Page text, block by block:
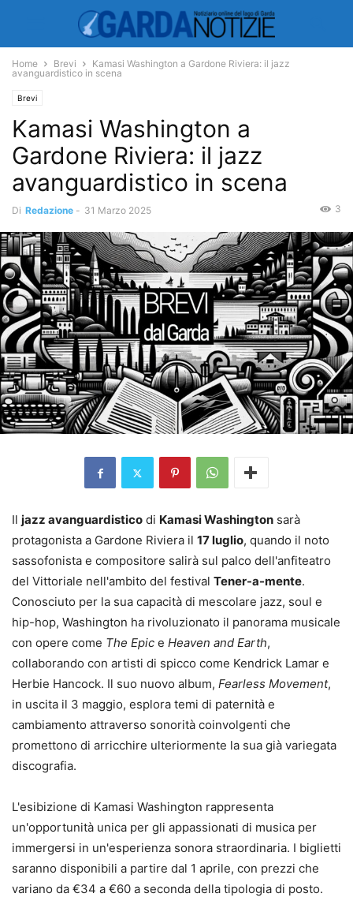
Home Brevi
Kamasi Washington a Gardone Riviera: il jazz
avanguardistico in scena
Brevi
Kamasi Washington a
Gardone Riviera: il jazz
avanguardistico in scena
Di Redazione - 31 Marzo 2025 3
Il jazz avanguardistico di Kamasi Washington sarà
protagonista a Gardone Riviera il 17 luglio, quando il noto
sassofonista e compositore salirà sul palco dell'anfiteatro
del Vittoriale nell'ambito del festival Tener-a-mente.
Conosciuto per la sua capacità di mescolare jazz, soul e
hip-hop, Washington ha rivoluzionato il panorama musicale
con opere come The Epic e Heaven and Earth,
collaborando con artisti di spicco come Kendrick Lamar e
Herbie Hancock. Il suo nuovo album, Fearless Movement,
in uscita il 3 maggio, esplora temi di paternità e
cambiamento attraverso sonorità coinvolgenti che
promettono di arricchire ulteriormente la sua già variegata
discografia.
L'esibizione di Kamasi Washington rappresenta
un'opportunità unica per gli appassionati di musica per
immergersi in un'esperienza sonora straordinaria. I biglietti
saranno disponibili a partire dal 1 aprile, con prezzi che
variano da €34 a €60 a seconda della tipologia di posto.